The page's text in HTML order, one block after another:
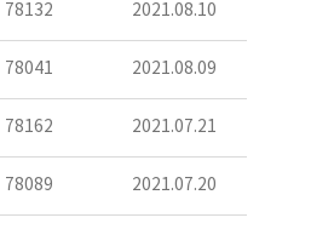
78132 2021.08.10
78041 2021.08.09
78162 2021.07.21
78089 2021.07.20